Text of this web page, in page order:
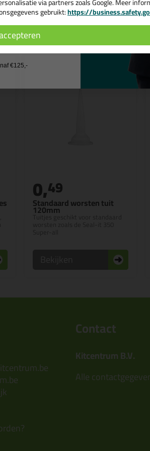
Standaard worsten tuit
120mm
Tuitjes geschikt voor standaard
0,49
Contact
Kitcentrum B.V.
Alle
gebruikt:https://
›
€125,-